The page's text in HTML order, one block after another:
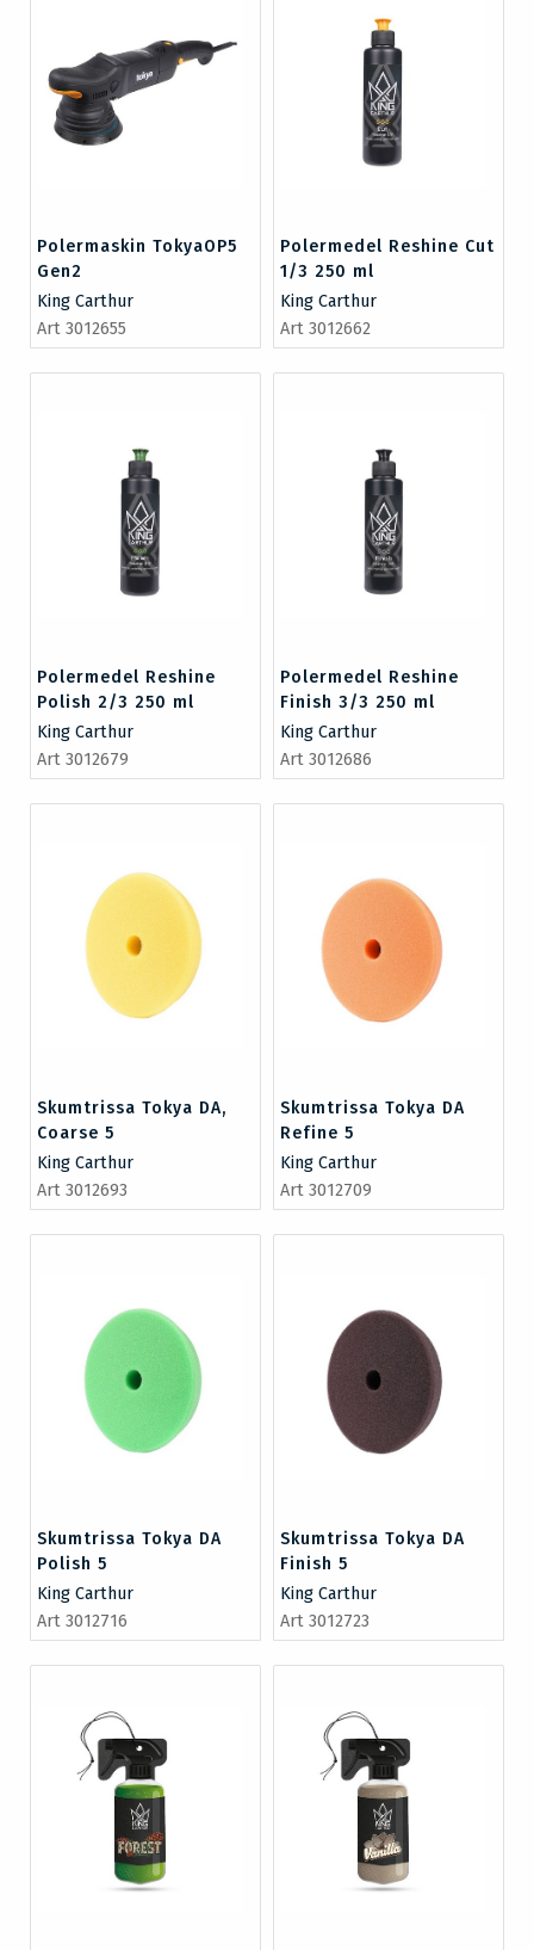
Polermaskin TokyaOP5
Gen2
King Carthur
Art 3012655
Polermedel Reshine Cut
1/3 250 ml
King Carthur
Art 3012662
Polermedel Reshine
Polish 2/3 250 ml
King Carthur
Art 3012679
Polermedel Reshine
Finish 3/3 250 ml
King Carthur
Art 3012686
Skumtrissa Tokya DA,
Coarse 5
King Carthur
Art 3012693
Skumtrissa Tokya DA
Refine 5
King Carthur
Art 3012709
Skumtrissa Tokya DA
Polish 5
King Carthur
Art 3012716
Skumtrissa Tokya DA
Finish 5
King Carthur
Art 3012723